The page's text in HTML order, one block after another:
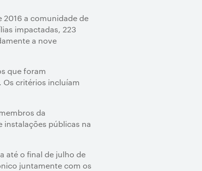
a comunidade de
impactadas, 223
a nove
que foram
Os critérios incluíam
da
instalações públicas na
até o final de julho de
juntamente com os